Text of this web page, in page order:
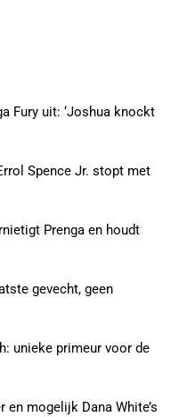
Fury uit: ‘Joshua knockt
Spence Jr. stopt met
Prenga en houdt
gevecht, geen
unieke primeur voor de
en mogelijk Dana White’s